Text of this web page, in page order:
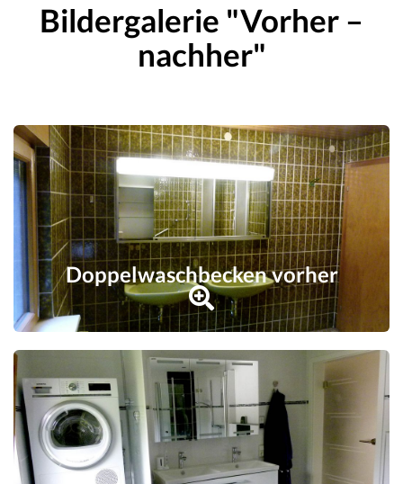
Bildergalerie "Vorher –
nachher"
Doppelwaschbecken vorher